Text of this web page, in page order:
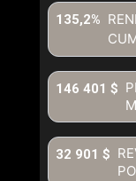
135,2%
146 401 $
32 901 $